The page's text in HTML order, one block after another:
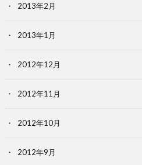
2013年2月
2013年1月
2012年12月
2012年11月
2012年10月
2012年9月